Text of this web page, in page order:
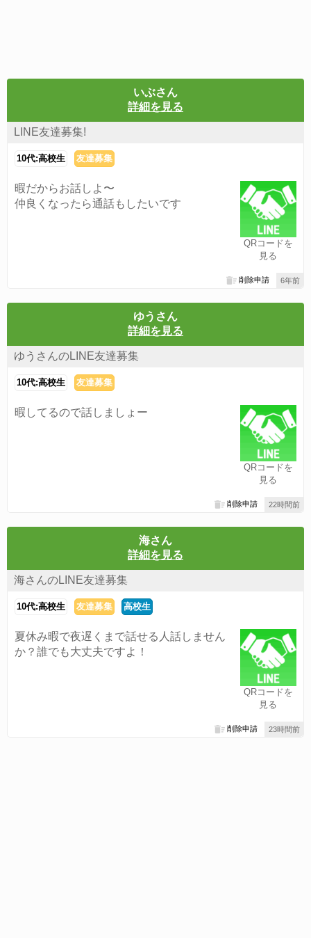
いぶさん
詳細を見る
LINE友達募集!
10代:高校生 友達募集
QRコードを
見る
暇だからお話しよ〜
仲良くなったら通話もしたいです
6年前
削除申請
ゆうさん
詳細を見る
ゆうさんのLINE友達募集
10代:高校生 友達募集
QRコードを
見る
暇してるので話しましょー
22時間前
削除申請
海さん
詳細を見る
海さんのLINE友達募集
10代:高校生 友達募集 高校生
QRコードを
見る
夏休み暇で夜遅くまで話せる人話しません
か？誰でも大丈夫ですよ！
23時間前
削除申請